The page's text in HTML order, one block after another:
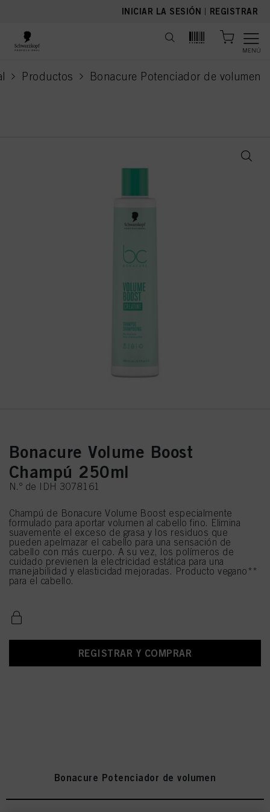
INICIAR LA SESIÓN | REGISTRAR
MENÚ
Productos Bonacure Potenciador de volumen
current page
Bonacure Volume Boost
Champú 250ml
N.º de IDH 3078161
Champú de Bonacure Volume Boost especialmente
formulado para aportar volumen al cabello fino. Elimina
suavemente el exceso de grasa y los residuos que
pueden apelmazar el cabello para una sensación de
cabello con más cuerpo. A su vez, los polímeros de
cuidado previenen la electricidad estática para una
manejabilidad y elasticidad mejoradas. Producto vegano**
para el cabello.
REGISTRAR Y COMPRAR
Bonacure Potenciador de volumen